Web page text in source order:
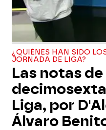
¿QUIÉNES HAN SIDO
JORNADA DE LIGA?
Las notas de
Liga, por
Álvaro